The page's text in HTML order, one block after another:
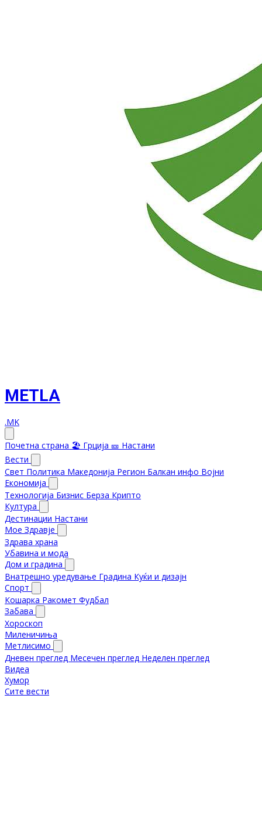
METLA
.MK
Почетна страна 🏖️ Грција 🎫 Настани
Вести
Свет Политика Македонија Регион Балкан инфо Војни
Економија
Технологија Бизнис Берза Крипто
Култура
Дестинации Настани
Мое Здравје
Здрава храна
Убавина и мода
Дом и градина
Внатрешно уредување Градина Куќи и дизајн
Спорт
Кошарка Ракомет Фудбал
Забава
Хороскоп
Миленичиња
Метлисимо
Дневен преглед Месечен преглед Неделен преглед
Видеа
Хумор
Сите вести